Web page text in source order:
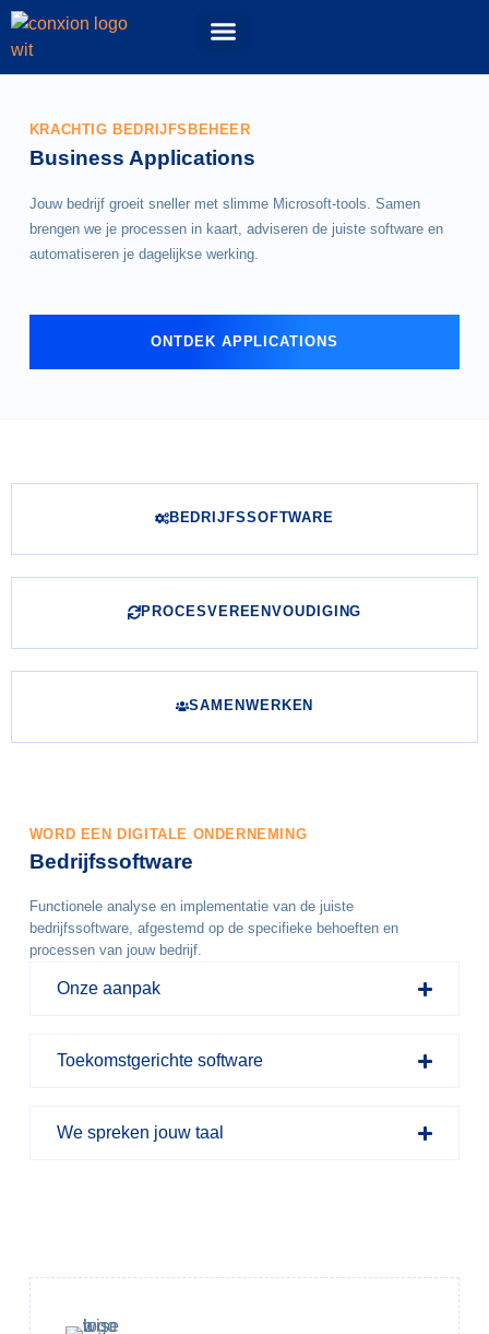
KRACHTIG BEDRIJFSBEHEER
Business Applications
Jouw bedrijf groeit sneller met slimme Microsoft-tools. Samen
brengen we je processen in kaart, adviseren de juiste software en
automatiseren je dagelijkse werking.
ONTDEK APPLICATIONS
BEDRIJFSSOFTWARE
PROCESVEREENVOUDIGING
SAMENWERKEN
WORD EEN DIGITALE ONDERNEMING
Bedrijfssoftware
Functionele analyse en implementatie van de juiste
bedrijfssoftware, afgestemd op de specifieke behoeften en
processen van jouw bedrijf.
Onze aanpak
Toekomstgerichte software
We spreken jouw taal